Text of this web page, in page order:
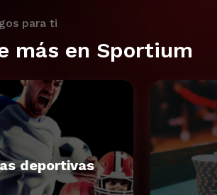
para ti
más en Sportium
deportivas